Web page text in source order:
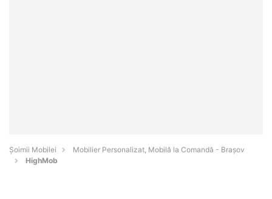
Șoimii Mobilei
Mobilier Personalizat, Mobilă la Comandă - Braşov
HighMob